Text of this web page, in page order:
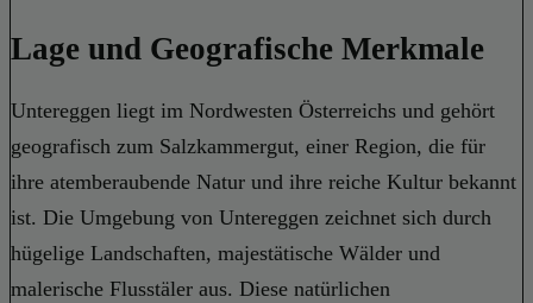
Lage und Geografische Merkmale
Untereggen liegt im Nordwesten Österreichs und gehört
geografisch zum Salzkammergut, einer Region, die für
ihre atemberaubende Natur und ihre reiche Kultur bekannt
ist. Die Umgebung von Untereggen zeichnet sich durch
hügelige Landschaften, majestätische Wälder und
malerische Flusstäler aus. Diese natürlichen